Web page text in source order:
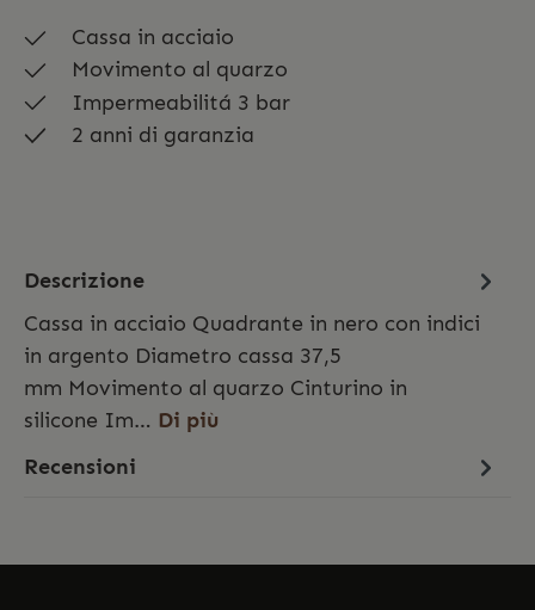
Cassa in acciaio
Movimento al quarzo
Impermeabilitá 3 bar
2 anni di garanzia
Descrizione
Cassa in acciaio Quadrante in nero con indici
in argento Diametro cassa 37,5
mm Movimento al quarzo Cinturino in
silicone Im… Di più
Recensioni